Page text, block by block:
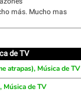
más. Mucho mas
de TV
atrapas), Música de TV
Música de TV